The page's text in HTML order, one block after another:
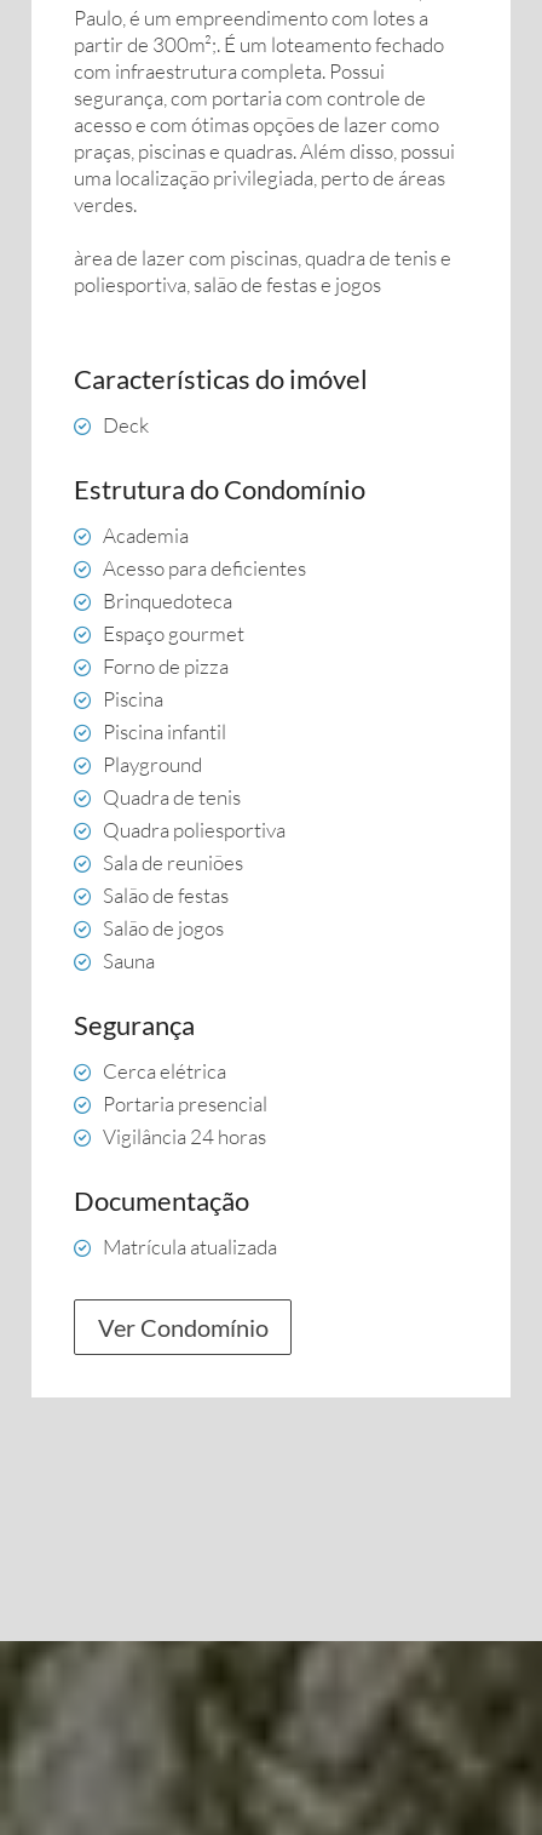
Paulo, é um empreendimento com lotes a
partir de 300m²;. É um loteamento fechado
com infraestrutura completa. Possui
segurança, com portaria com controle de
acesso e com ótimas opções de lazer como
praças, piscinas e quadras. Além disso, possui
uma localização privilegiada, perto de áreas
verdes.
àrea de lazer com piscinas, quadra de tenis e
poliesportiva, salão de festas e jogos
Características do imóvel
Deck
Estrutura do Condomínio
Academia
Acesso para deficientes
Brinquedoteca
Espaço gourmet
Forno de pizza
Piscina
Piscina infantil
Playground
Quadra de tenis
Quadra poliesportiva
Sala de reuniões
Salão de festas
Salão de jogos
Sauna
Segurança
Cerca elétrica
Portaria presencial
Vigilância 24 horas
Documentação
Matrícula atualizada
Ver Condomínio